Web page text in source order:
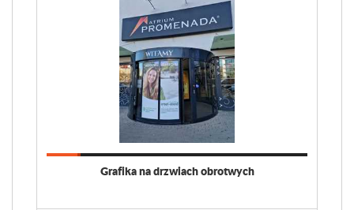
Grafika na drzwiach obrotwych